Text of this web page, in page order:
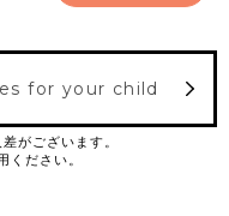
for your child